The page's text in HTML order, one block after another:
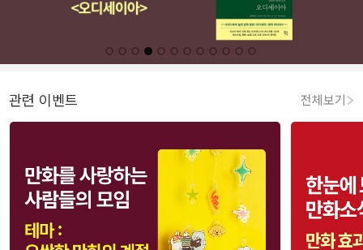
관련 이벤트 전체보기